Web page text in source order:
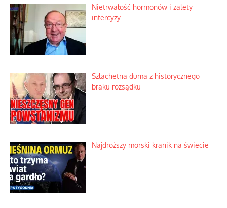
Nietrwałość hormonów i zalety
intercyzy
Szlachetna duma z historycznego
braku rozsądku
Najdroższy morski kranik na świecie